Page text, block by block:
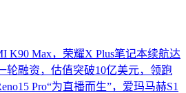
K90 Max，荣耀X Plus笔记本续航达
轮融资，估值突破10亿美元，领跑
Pro“为直播而生”，爱玛马赫S1